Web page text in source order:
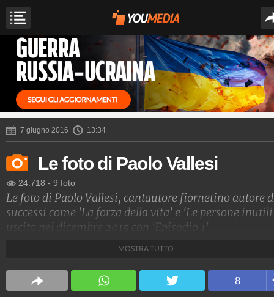
7 giugno 2016 13:34
Le foto di Paolo Vallesi
24.718 - 9 foto
Le foto di Paolo Vallesi, cantautore fiornetino autore
successi come 'La forza della vita' e 'Le persone
uscito nel dicembre 2015 con 'Episodio 1'.
Spettacolo FanpageMOSTRA TUTTO
8